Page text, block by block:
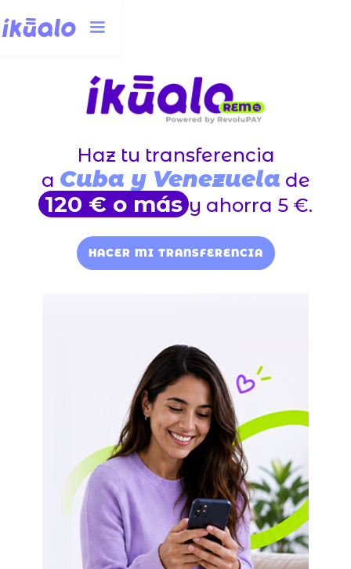
Haz tu transferencia
a Cuba y Venezuela de
120 € o másy ahorra 5 €.
HACER MI TRANSFERENCIA